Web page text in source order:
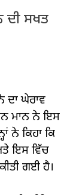
ਦੀ ਸਖਤ
ਦਾ ਘੇਰਾਵ
ਮਾਨ ਨੇ ਇਸ
ਨੇ ਕਿਹਾ ਕਿ
ਇਸ ਵਿੱਚ
ਗਈ ਹੈ।